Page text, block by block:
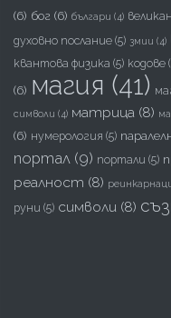
(6) бог (6) българи (4)
духовно послание (5) змии (4)
квантова физика (5) кодове
(6) магия (41)
символи (4) матрица (8)
(6) нумерология (5)
портал (9) портали (5)
реалност (8)
руни (5) символи (8)